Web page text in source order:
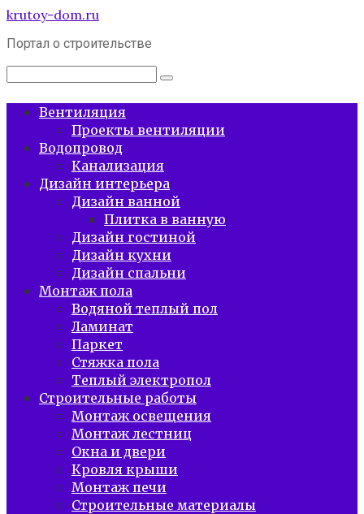
Перейти
контенту
krutoy-dom.ru
Портал о строительстве
Поиск:
Вентиляция
Проекты вентиляции
Водопровод
Канализация
Дизайн интерьера
Дизайн ванной
Плитка в ванную
Дизайн гостиной
Дизайн кухни
Дизайн спальни
Монтаж пола
Водяной теплый пол
Ламинат
Паркет
Стяжка пола
Теплый электропол
Строительные работы
Монтаж освещения
Монтаж лестниц
Окна и двери
Кровля крыши
Монтаж печи
Строительные материалы